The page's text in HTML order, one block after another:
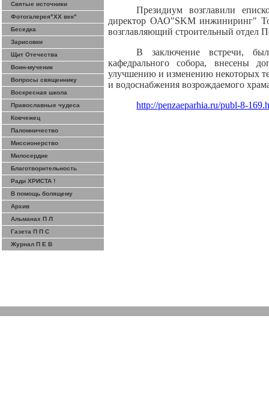
Святые источники
Фотогалерея"ХХ век"
Беседка
Зарисовки
Щит Отечества
Воин-мученик
Вопросы священнику
Воскресная школа
Православные чудеса
Ковчежец
Паломничество
Миссионерство
Милосердие
Благотворительность
Ради ХРИСТА !
В помощь болящему
Архив
Альманах П Л
Газета П П С
Журнал П Е В
Президиум возглавили
директор ОАО"SKM инжиниринг"
возглавляющий строительный отдел
В заключение встречи,
кафедрального собора, внесены
улучшению и изменению некоторых
и водоснабжения возрождаемого
http://penzaeparhia.ru/publ-8-